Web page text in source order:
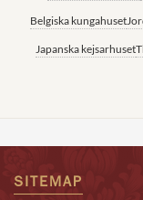
Belgiska kungahuset
Japanska kejsarhuset
SITEMAP